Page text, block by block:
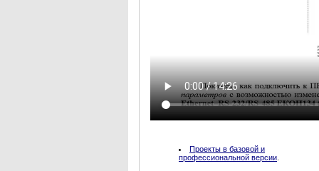
Проекты в базовой и
профессиональной версии